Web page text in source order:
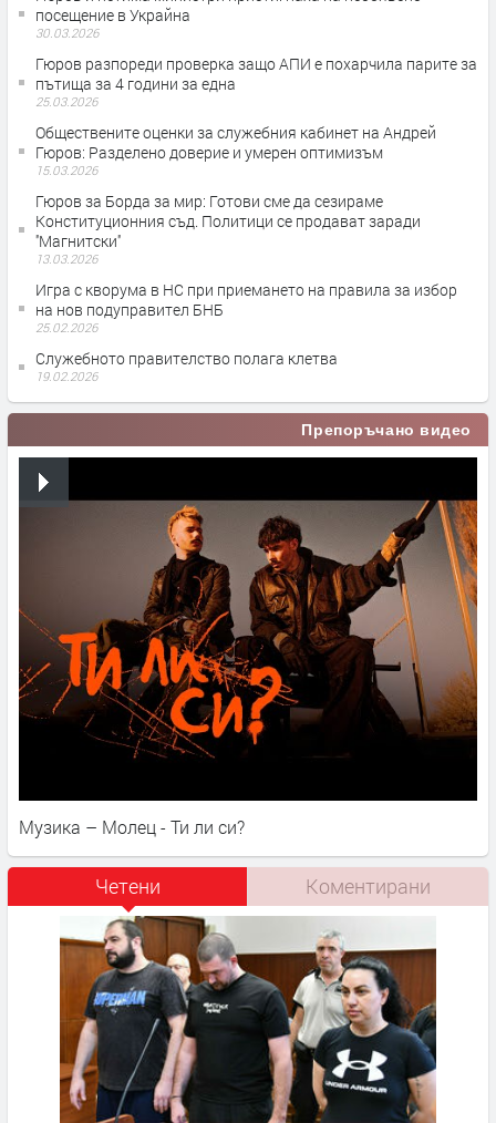
посещение в Украйна
30.03.2026
Гюров разпореди проверка защо АПИ е похарчила парите за
пътища за 4 години за една
25.03.2026
Обществените оценки за служебния кабинет на Андрей
Гюров: Разделено доверие и умерен оптимизъм
15.03.2026
Гюров за Борда за мир: Готови сме да сезираме
Конституционния съд. Политици се продават заради
''Магнитски''
13.03.2026
Игра с кворума в НС при приемането на правила за избор
на нов подуправител БНБ
25.02.2026
Служебното правителство полага клетва
19.02.2026
Препоръчано видео
Музика – Молец - Ти ли си?
Четени Коментирани